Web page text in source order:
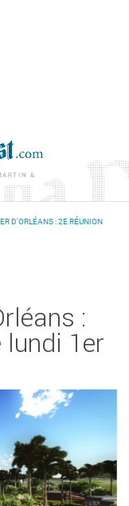
&
D'ORLÉANS : 2E RÉUNION
:
lundi 1er